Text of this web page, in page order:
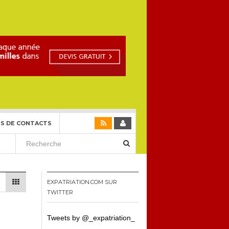
DE CONTACTS
EXPATRIATION.COM SUR
TWITTER
Tweets by @_expatriation_